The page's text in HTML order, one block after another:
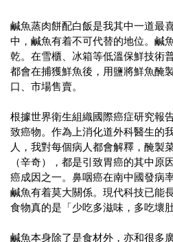
鹹魚蒸肉餅配白飯是我其中一道最
中，鹹魚有着不可代替的地位。鹹
乾。在雪櫃、冰箱等低溫保鮮技術
都會在捕獲鮮魚後，用鹽將鮮魚醃
口、市場售賣。
根據世界衛生組織國際癌症研究報
致癌物。作為上消化道外科醫生的
人，我對每個病人都會解釋，醃製
（辛奇），都是引致胃癌的其中原
癌成因之一。鼻咽癌在南中國發病
鹹魚有着莫大關係。現代科技已能
食物真的是「少吃多滋味，多吃壞肚
鹹魚本身除了是食材外，亦和很多